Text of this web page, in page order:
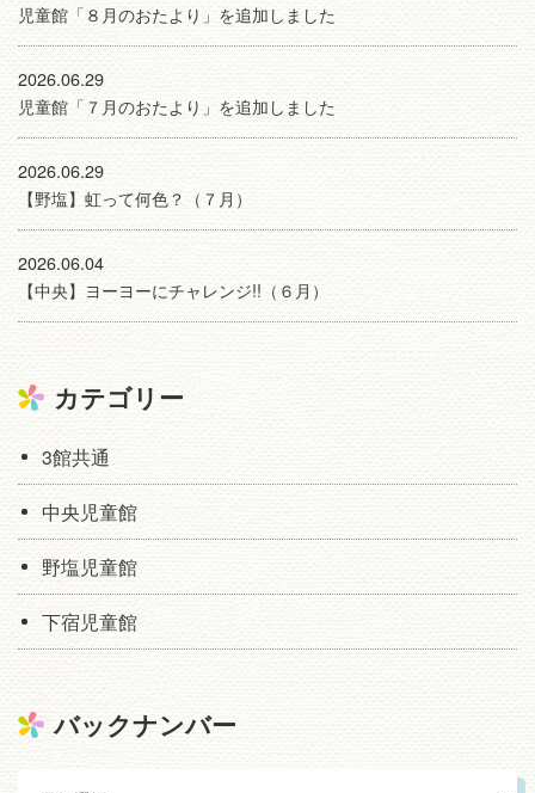
児童館「８月のおたより」を追加しました
2026.06.29
児童館「７月のおたより」を追加しました
2026.06.29
【野塩】虹って何色？（７月）
2026.06.04
【中央】ヨーヨーにチャレンジ!!（６月）
カテゴリー
3館共通
中央児童館
野塩児童館
下宿児童館
バックナンバー